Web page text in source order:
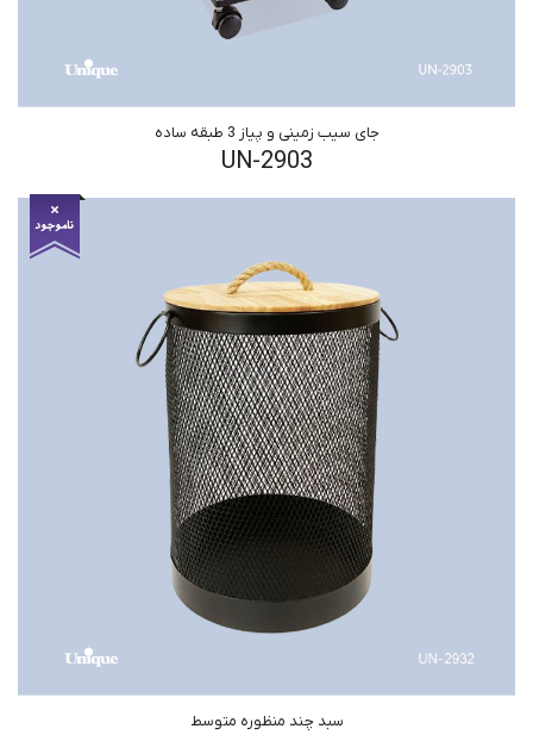
جای سیب زمینی و پیاز 3 طبقه ساده
UN-2903
سبد چند منظوره متوسط